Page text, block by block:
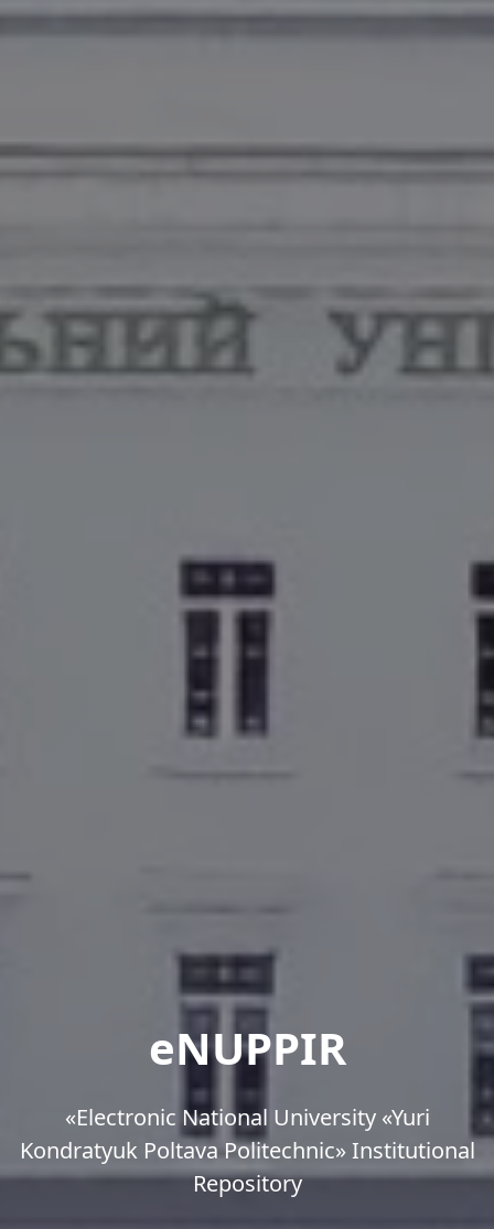
eNUPPIR
«Еlectronic National University «Yuri
Kondratyuk Poltava Politechnic» Institutional
Repository